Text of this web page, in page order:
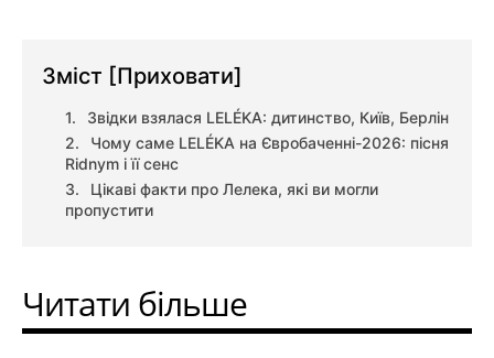
Зміст [Приховати]
Звідки взялася LELÉKA: дитинство, Київ, Берлін
Чому саме LELÉKA на Євробаченні-2026: пісня
Ridnym і її сенс
Цікаві факти про Лелека, які ви могли
пропустити
Читати більше